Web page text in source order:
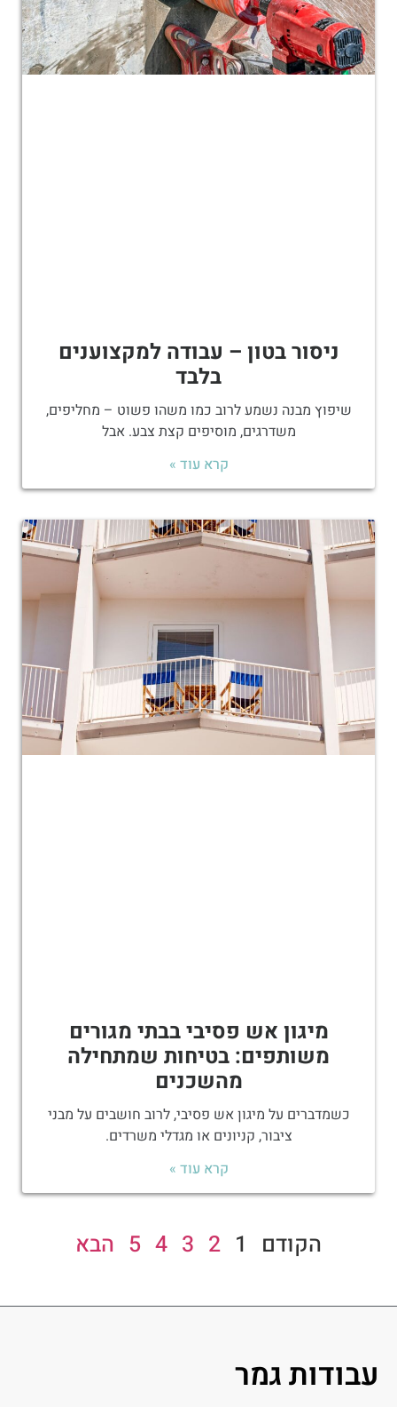
ניסור בטון – עבודה למקצוענים
בלבד
שיפוץ מבנה נשמע לרוב כמו משהו פשוט – מחליפים,
משדרגים, מוסיפים קצת צבע. אבל
קרא עוד »
מיגון אש פסיבי בבתי מגורים
משותפים: בטיחות שמתחילה
מהשכנים
כשמדברים על מיגון אש פסיבי, לרוב חושבים על מבני
ציבור, קניונים או מגדלי משרדים.
קרא עוד »
הקודם 1
2
3
4
5 הבא
עבודות גמר